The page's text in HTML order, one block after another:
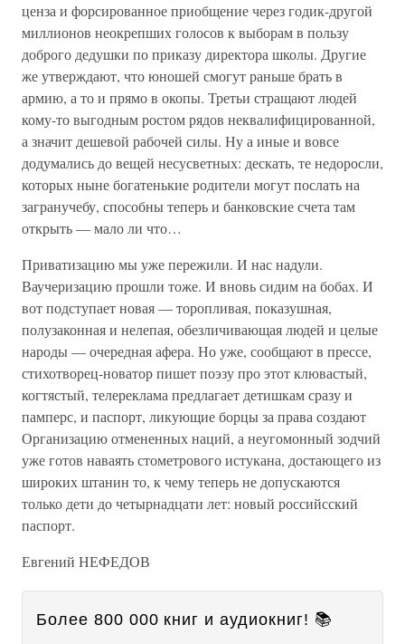
ценза и форсированное приобщение через годик-другой
миллионов неокрепших голосов к выборам в пользу
доброго дедушки по приказу директора школы. Другие
же утверждают, что юношей смогут раньше брать в
армию, а то и прямо в окопы. Третьи стращают людей
кому-то выгодным ростом рядов неквалифицированной,
а значит дешевой рабочей силы. Ну а иные и вовсе
додумались до вещей несусветных: дескать, те недоросли,
которых ныне богатенькие родители могут послать на
загранучебу, способны теперь и банковские счета там
открыть — мало ли что…
Приватизацию мы уже пережили. И нас надули.
Ваучеризацию прошли тоже. И вновь сидим на бобах. И
вот подступает новая — торопливая, показушная,
полузаконная и нелепая, обезличивающая людей и целые
народы — очередная афера. Но уже, сообщают в прессе,
стихотворец-новатор пишет поэзу про этот клювастый,
когтястый, телереклама предлагает детишкам сразу и
памперс, и паспорт, ликующие борцы за права создают
Организацию отмененных наций, а неугомонный зодчий
уже готов наваять стометрового истукана, достающего из
широких штанин то, к чему теперь не допускаются
только дети до четырнадцати лет: новый российсский
паспорт.
Евгений НЕФЕДОВ
Более 800 000 книг и аудиокниг! 📚